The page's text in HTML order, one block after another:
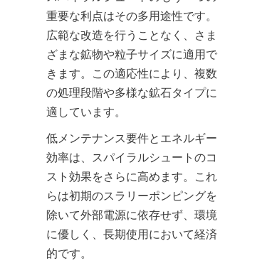
重要な利点はその多用途性です。
広範な改造を行うことなく、さま
ざまな鉱物や粒子サイズに適用で
きます。この適応性により、複数
の処理段階や多様な鉱石タイプに
適しています。
低メンテナンス要件とエネルギー
効率は、スパイラルシュートのコ
スト効果をさらに高めます。これ
らは初期のスラリーポンピングを
除いて外部電源に依存せず、環境
に優しく、長期使用において経済
的です。